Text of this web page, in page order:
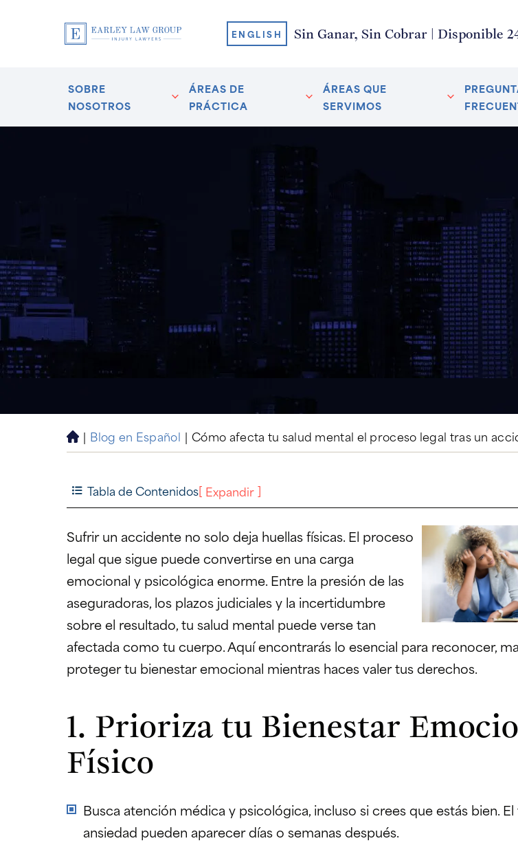
ENGLISH Sin Ganar, Sin Cobrar | Disponible
SOBRE
NOSOTROS
ÁREAS DE
PRÁCTICA
ÁREAS QUE
SERVIMOS
H
o
e
| Blog en Español | Cómo afecta tu salud mental el proceso legal tras un
Tabla de Contenidos[ Expandir]
Sufrir un accidente no solo deja huellas físicas. El proceso
legal que sigue puede convertirse en una carga
emocional y psicológica enorme. Entre la presión de las
aseguradoras, los plazos judiciales y la incertidumbre
sobre el resultado, tu salud mental puede verse tan
afectada como tu cuerpo. Aquí encontrarás lo esencial para reconocer,
proteger tu bienestar emocional mientras haces valer tus derechos.
1. Prioriza tu Bienestar
Físico
Busca atención médica y psicológica, incluso si crees que estás bien.
ansiedad pueden aparecer días o semanas después.